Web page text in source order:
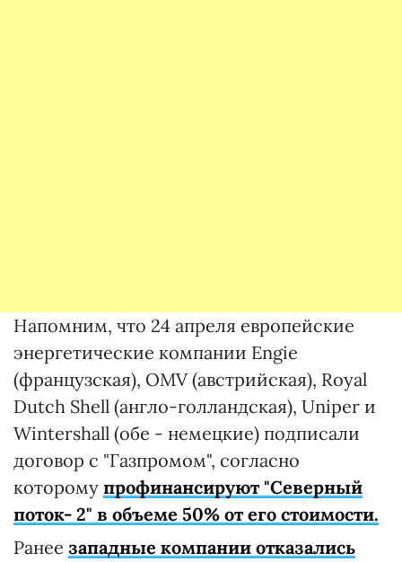
Напомним, что 24 апреля европейские
энергетические компании Engie
(французская), OMV (австрийская), Royal
Dutch Shell (англо-голландская), Uniper и
Wintershall (обе - немецкие) подписали
договор с "Газпромом", согласно
которому профинансируют "Северный
поток- 2" в объеме 50% от его стоимости.
Ранее западные компании отказались